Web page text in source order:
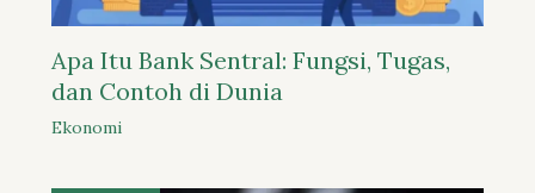
Apa Itu Bank Sentral: Fungsi, Tugas,
dan Contoh di Dunia
Ekonomi